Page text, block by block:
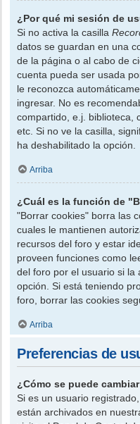
¿Por qué mi sesión de
Si no activa la casilla
datos se guardan en una
de la página o al cabo de
cuenta pueda ser usada
le reconozca
ingresar. No es
compartido, e.j. biblioteca,
etc. Si no ve la casilla,
ha deshabilitado la opción.
Arriba
¿Cuál es la función de
"Borrar cookies" borra las
cuales le mantienen
recursos del foro y estar
proveen funciones como
del foro por el usuario si la
opción. Si está teniendo
foro, borrar las cookies
Arriba
Preferencias de
¿Cómo se puede
Si es un usuario
están archivados en